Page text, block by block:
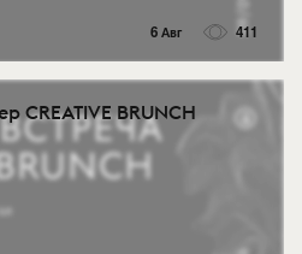
6 Авг 411
CREATIVE BRUNCH